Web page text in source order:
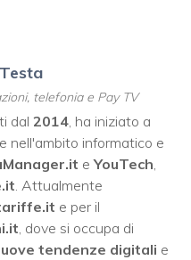
telefonia e Pay TV
dal 2014, ha iniziato a
nell'ambito informatico e
eYouTech
. Attualmente
e per il
, dove si occupa di
tendenze digitali e